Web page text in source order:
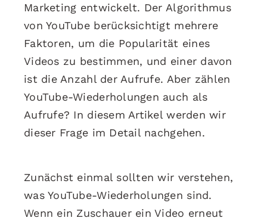
Marketing entwickelt. Der Algorithmus
von YouTube berücksichtigt mehrere
Faktoren, um die Popularität eines
Videos zu bestimmen, und einer davon
ist die Anzahl der Aufrufe. Aber zählen
YouTube-Wiederholungen auch als
Aufrufe? In diesem Artikel werden wir
dieser Frage im Detail nachgehen.
Zunächst einmal sollten wir verstehen,
was YouTube-Wiederholungen sind.
Wenn ein Zuschauer ein Video erneut